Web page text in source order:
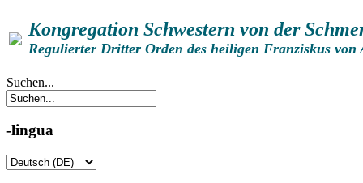
Kongregation Schwestern von der
Regulierter Dritter Orden des heiligen Franziskus von
Suchen...
-lingua